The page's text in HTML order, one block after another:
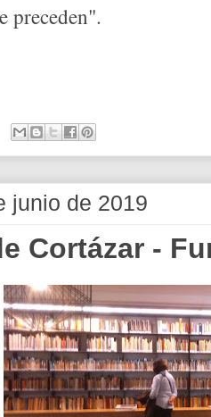
preceden".
junio de 2019
Cortázar -